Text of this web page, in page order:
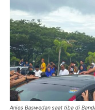
Anies Baswedan saat tiba di